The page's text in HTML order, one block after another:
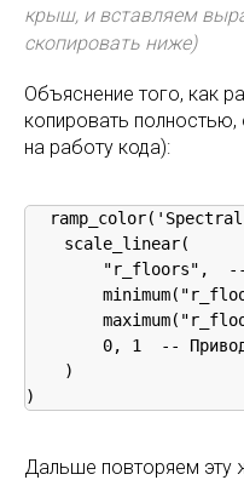
крыш, и вставляем
скопировать ниже)
Объяснение того, как
копировать полностью,
на работу кода):
    scale_linear(
"r_floors",
0, 1  --
    )
Дальше повторяем эту